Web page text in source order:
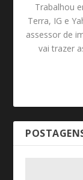
Trabalhou
Terra, IG e
assessor de
vai trazer